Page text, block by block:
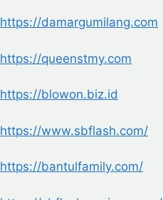
https://damargumilang.com
https://queenstmy.com
https://blowon.biz.id
https://www.sbflash.com/
https://bantulfamily.com/